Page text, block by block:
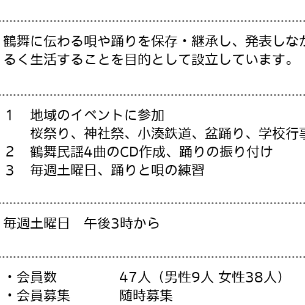
鶴舞に伝わる唄や踊りを保存・継承し、発表し
るく生活することを目的として設立しています。
１ 地域のイベントに参加
桜祭り、神社祭、小湊鉄道、盆踊り、学校行
２ 鶴舞民謡4曲のCD作成、踊りの振り付け
３ 毎週土曜日、踊りと唄の練習
毎週土曜日 午後3時から
・会員数
47人（男性9人 女性38人）
・会員募集
随時募集